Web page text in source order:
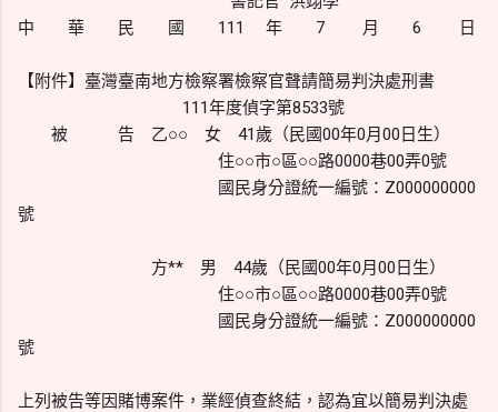
中 華 民 國 111 年 7 月 6 日
【附件】臺灣臺南地方檢察署檢察官聲請簡易判決處刑書
111年度偵字第8533號
被 告 乙○○ 女 41歲（民國00年0月00日生）
住○○市○區○○路0000巷00弄0號
國民身分證統一編號：Z000000000
號
方** 男 44歲（民國00年0月00日生）
住○○市○區○○路0000巷00弄0號
國民身分證統一編號：Z000000000
號
上列被告等因賭博案件，業經偵查終結，認為宜以簡易判決處